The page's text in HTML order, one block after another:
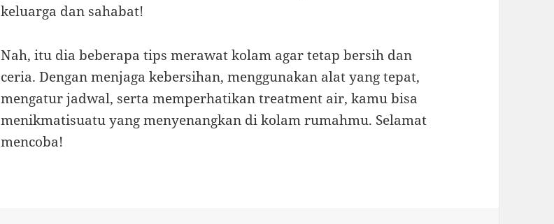
keluarga dan sahabat!
Nah, itu dia beberapa tips merawat kolam agar tetap bersih dan
ceria. Dengan menjaga kebersihan, menggunakan alat yang tepat,
mengatur jadwal, serta memperhatikan treatment air, kamu bisa
menikmatisuatu yang menyenangkan di kolam rumahmu. Selamat
mencoba!